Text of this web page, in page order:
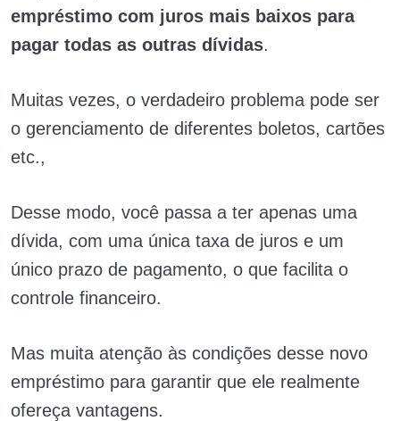
empréstimo com juros mais baixos para
pagar todas as outras dívidas.
Muitas vezes, o verdadeiro problema pode ser
o gerenciamento de diferentes boletos, cartões
etc.,
Desse modo, você passa a ter apenas uma
dívida, com uma única taxa de juros e um
único prazo de pagamento, o que facilita o
controle financeiro.
Mas muita atenção às condições desse novo
empréstimo para garantir que ele realmente
ofereça vantagens.